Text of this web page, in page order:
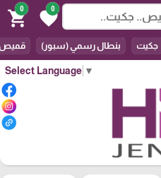
Select Language ▼
0
favorite
0
shopping_cart
جكيت بنطال رسمي (سبور)